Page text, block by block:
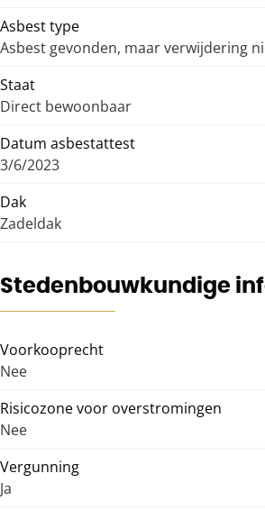
Asbest type
Asbest gevonden, maar verwijdering
Staat
Direct bewoonbaar
Datum asbestattest
3/6/2023
Dak
Zadeldak
Stedenbouwkundige
Voorkooprecht
Nee
Risicozone voor overstromingen
Nee
Vergunning
Ja